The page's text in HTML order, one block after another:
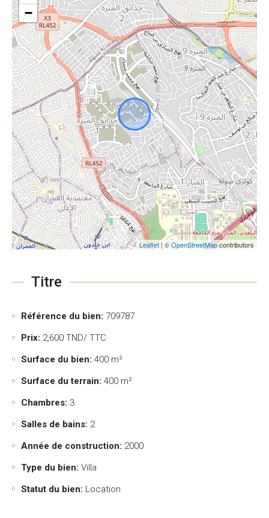
−
Leaflet| ©OpenStreetMapcontributors
Titre
Référence du bien: 709787
Prix: 2,600 TND/ TTC
Surface du bien: 400 m²
Surface du terrain: 400 m²
Chambres: 3
Salles de bains: 2
Année de construction: 2000
Type du bien: Villa
Statut du bien: Location